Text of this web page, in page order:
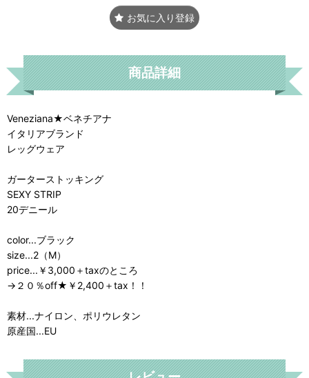
お気に入り登録
商品詳細
Veneziana★ベネチアナ
イタリアブランド
レッグウェア
ガーターストッキング
SEXY STRIP
20デニール
color...ブラック
size...2（M）
price...￥3,000＋taxのところ
→２０％off★￥2,400＋tax！！
素材...ナイロン、ポリウレタン
原産国...EU